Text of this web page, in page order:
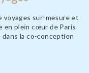
voyages sur-mesure et
en plein cœur de Paris
la co-conception